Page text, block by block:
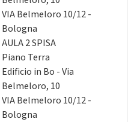
VIA Belmeloro 10/12 -
Bologna
AULA 2 SPISA
Piano Terra
Edificio in Bo - Via
Belmeloro, 10
VIA Belmeloro 10/12 -
Bologna